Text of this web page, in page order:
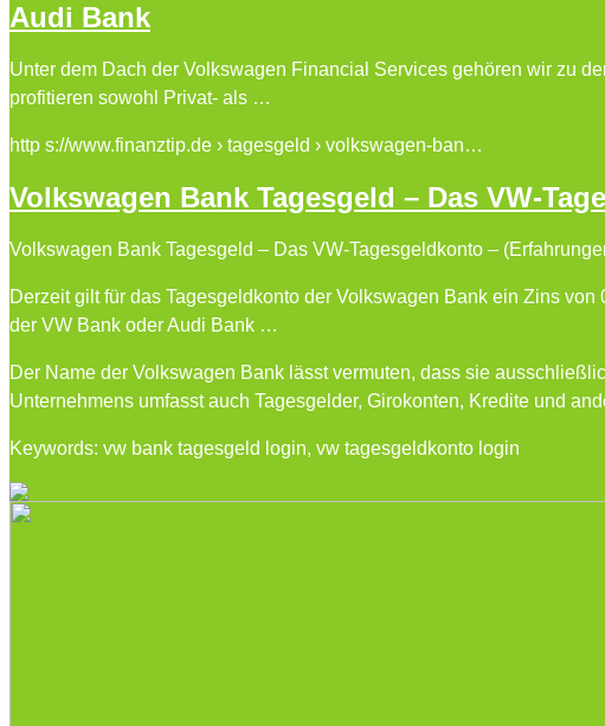
Audi Bank
Unter dem Dach der Volkswagen Financial Services gehören wir zu
profitieren sowohl Privat- als …
http s://www.finanztip.de › tagesgeld › volkswagen-ban…
Volkswagen Bank Tagesgeld – Das VW-
Volkswagen Bank Tagesgeld – Das VW-Tagesgeldkonto –
Derzeit gilt für das Tagesgeldkonto der Volkswagen Bank ein Zins
der VW Bank oder Audi Bank …
Der Name der Volkswagen Bank lässt vermuten, dass sie
Unternehmens umfasst auch Tagesgelder, Girokonten, Kredite und
Keywords: vw bank tagesgeld login, vw tagesgeldkonto login